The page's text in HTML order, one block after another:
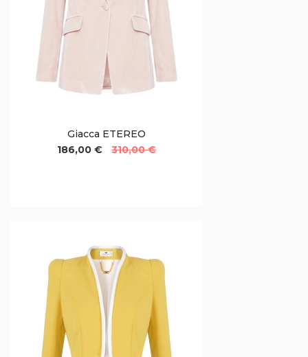
Giacca ETEREO
186,00 €
310,00 €